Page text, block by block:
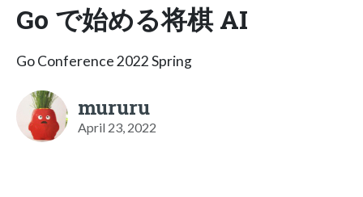
Go で始める将棋 AI
Go Conference 2022 Spring
mururu
April 23, 2022